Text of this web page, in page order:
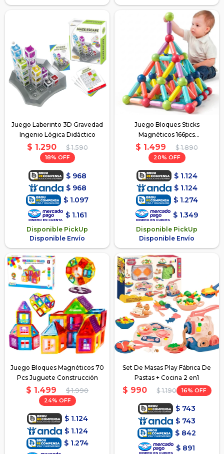
Juego Laberinto 3D Gravedad
Ingenio Lógica Didáctico
$ 1.290 $ 1.590
18
$ 968
$ 968
$ 1.097
$ 1.161
Disponible PickUp
Disponible Envío
Juego Bloques Sticks
Magnéticos 166pcs
Construcción
$ 1.499 $ 1.890
20
$ 1.124
$ 1.124
$ 1.274
$ 1.349
Disponible PickUp
Disponible Envío
Juego Bloques Magnéticos 70
Pcs Juguete Construcción
$ 1.499 $ 1.990
24
$ 1.124
$ 1.124
$ 1.274
Set De Masas Play Fábrica De
Pastas + Cocina 2 en1
$ 990 $ 1.190 16
$ 743
$ 743
$ 842
$ 891